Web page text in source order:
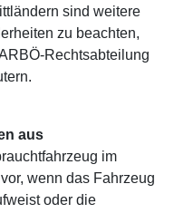
sind weitere
zu beachten,
Rechtsabteilung
aus
im
wenn das Fahrzeug
oder die